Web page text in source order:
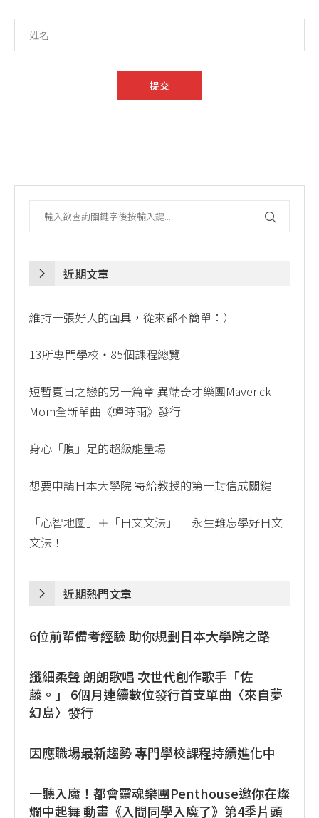
近期文章
維持一張好人的面具，從來都不簡單：）
13所專門學校・85個課程總覽
短暫夏日之戀的另一篇章 異端奇才樂團Maverick
Mom全新單曲《蟬時雨》發行
身心「腹」足的超級能量場
想要申請日本大學院 寄給教授的第一封信成關鍵
「心智地圖」＋「日文文法」＝ 永生難忘學好日文
文法！
近期熱門文章
6位前輩備考經驗 助你規劃日本大學院之路
纖細柔聲 朗朗歌唱 次世代創作歌手「佐
藤。」 6個月連續數位發行首支單曲〈來自夢
幻島〉發行
因應職場最新趨勢 專門學校課程持續進化中
一聽入魔！都會靈魂樂團Penthouse邀你在燦
爛中起舞 動畫《入間同學入魔了》第4季片頭